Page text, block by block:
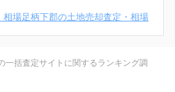
相場足柄下郡の土地売却査定・相場
括査定サイトに関するランキング調